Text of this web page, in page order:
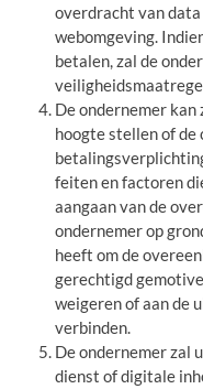
overdracht van
webomgeving.
betalen, zal de
De ondernemer
hoogte stellen of de
feiten en factoren
aangaan van de
ondernemer op
heeft om de
gerechtigd
weigeren of aan de
verbinden.
De ondernemer zal
dienst of digitale